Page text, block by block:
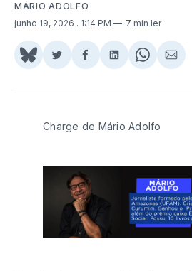
MÁRIO ADOLFO
junho 19, 2026 . 1:14 PM 7 min ler
Share
BlueSky
Compartilhar
Twitter
Compartilhar
Facebook
Compartilhar
LinkedIn
Share
Charge de Mário Adolfo